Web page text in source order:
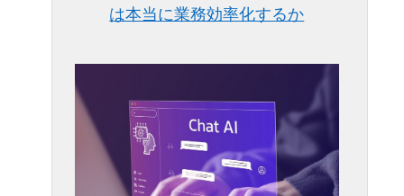
は本当に業務効率化するか